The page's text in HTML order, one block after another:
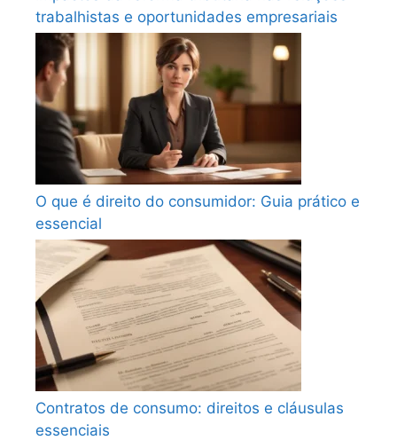
trabalhistas e oportunidades empresariais
O que é direito do consumidor: Guia prático e
essencial
Contratos de consumo: direitos e cláusulas
essenciais